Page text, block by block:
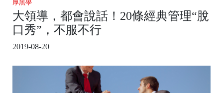
厚黑學
大領導，都會說話！20條經典管理“脫
口秀”，不服不行
2019-08-20